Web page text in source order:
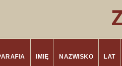
IMIĘ NAZWISKO LAT